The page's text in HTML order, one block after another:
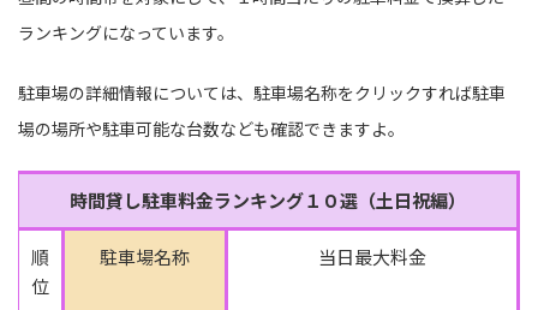
ランキングになっています。
駐車場の詳細情報については、駐車場名称をクリックすれば駐車
場の場所や駐車可能な台数なども確認できますよ。
時間貸し駐車料金ランキング１０選（土日祝編）
順
位
駐車場名称 当日最大料金